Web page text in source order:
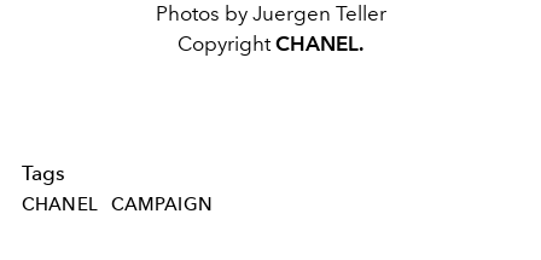
Photos by Juergen Teller
CopyrightCHANEL.
Tags
CHANEL CAMPAIGN